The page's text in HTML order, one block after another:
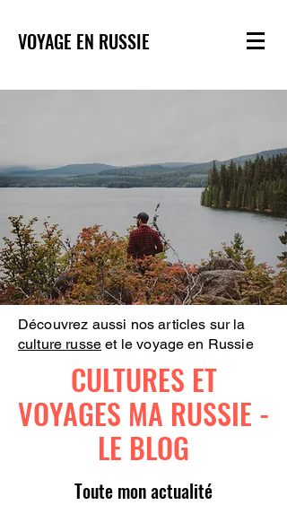
VOYAGE EN RUSSIE
Découvrez aussi nos articles sur la
culture russe et le voyage en Russie
CULTURES ET
VOYAGES MA RUSSIE -
LE BLOG
Toute mon actualité